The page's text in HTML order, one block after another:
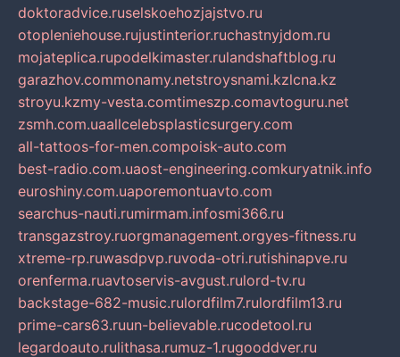
doktoradvice.ruselskoehozjajstvo.ru
otopleniehouse.rujustinterior.ruchastnyjdom.ru
mojateplica.rupodelkimaster.rulandshaftblog.ru
garazhov.commonamy.netstroysnami.kzlcna.kz
stroyu.kzmy-vesta.comtimeszp.comavtoguru.net
zsmh.com.uaallcelebsplasticsurgery.com
all-tattoos-for-men.compoisk-auto.com
best-radio.com.uaost-engineering.comkuryatnik.info
euroshiny.com.uaporemontuavto.com
searchus-nauti.rumirmam.infosmi366.ru
transgazstroy.ruorgmanagement.orgyes-fitness.ru
xtreme-rp.ruwasdpvp.ruvoda-otri.rutishinapve.ru
orenferma.ruavtoservis-avgust.rulord-tv.ru
backstage-682-music.rulordfilm7.rulordfilm13.ru
prime-cars63.ruun-believable.rucodetool.ru
legardoauto.rulithasa.rumuz-1.rugooddver.ru